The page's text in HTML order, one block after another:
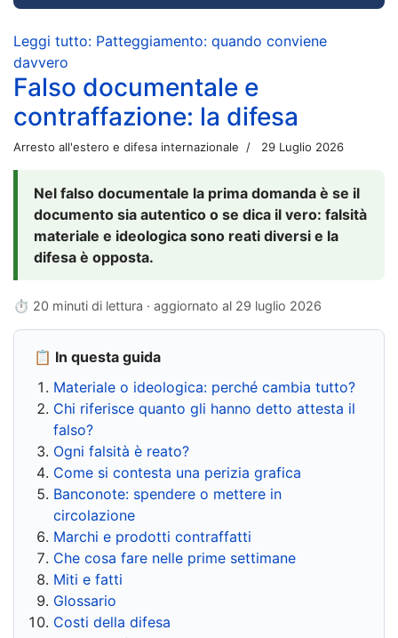
Leggi tutto: Patteggiamento: quando conviene
davvero
Falso documentale e
contraffazione: la difesa
Arresto all'estero e difesa internazionale 29 Luglio 2026
Nel falso documentale la prima domanda è se il
documento sia autentico o se dica il vero: falsità
materiale e ideologica sono reati diversi e la
difesa è opposta.
⏱ 20 minuti di lettura · aggiornato al 29 luglio 2026
📋 In questa guida
Materiale o ideologica: perché cambia tutto?
Chi riferisce quanto gli hanno detto attesta il
falso?
Ogni falsità è reato?
Come si contesta una perizia grafica
Banconote: spendere o mettere in
circolazione
Marchi e prodotti contraffatti
Che cosa fare nelle prime settimane
Miti e fatti
Glossario
Costi della difesa